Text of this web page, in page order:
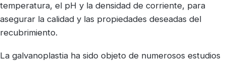
temperatura, el pH y la densidad de corriente, para
asegurar la calidad y las propiedades deseadas del
recubrimiento.
La galvanoplastia ha sido objeto de numerosos estudios